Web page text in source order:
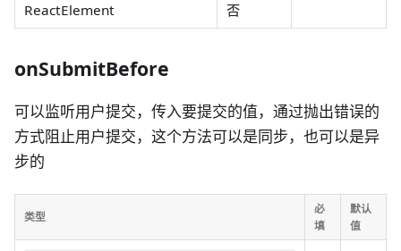
ReactElement 否
onSubmitBefore
可以监听用户提交，传入要提交的值，通过抛出错误的
方式阻止用户提交，这个方法可以是同步，也可以是异
步的
类型
必
填
默认
值